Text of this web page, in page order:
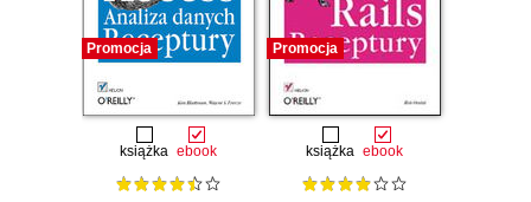
Promocja
książka ebook
Promocja
książka ebook